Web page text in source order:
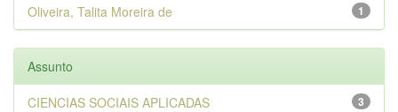
1
Oliveira, Talita Moreira de
Assunto
3
CIENCIAS SOCIAIS APLICADAS